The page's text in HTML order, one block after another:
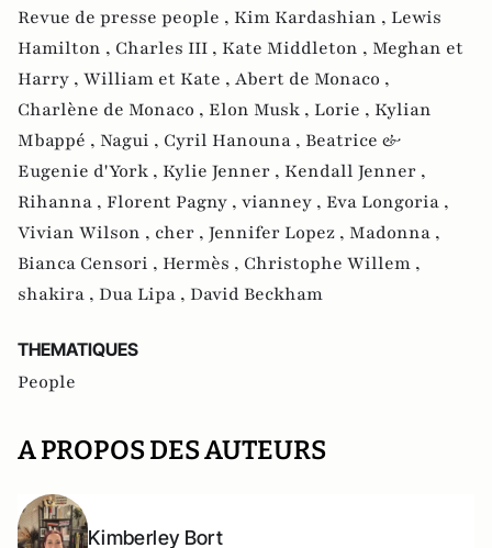
Revue de presse people , Kim Kardashian , Lewis
Hamilton , Charles III , Kate Middleton , Meghan et
Harry , William et Kate , Abert de Monaco ,
Charlène de Monaco , Elon Musk , Lorie , Kylian
Mbappé , Nagui , Cyril Hanouna , Beatrice &
Eugenie d'York , Kylie Jenner , Kendall Jenner ,
Rihanna , Florent Pagny , vianney , Eva Longoria ,
Vivian Wilson , cher , Jennifer Lopez , Madonna ,
Bianca Censori , Hermès , Christophe Willem ,
shakira , Dua Lipa , David Beckham
THEMATIQUES
People
A PROPOS DES AUTEURS
Kimberley Bort